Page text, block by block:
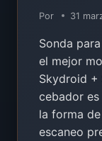
Por 31
Sonda
el mejor
Skydroid +
cebador
la forma
escaneo